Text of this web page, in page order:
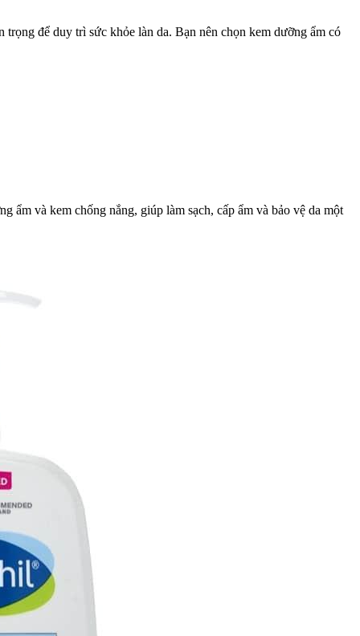
để duy trì sức khỏe làn da. Bạn nên chọn kem dưỡng ẩm có
ẩm và kem chống nắng, giúp làm sạch, cấp ẩm và bảo vệ da một